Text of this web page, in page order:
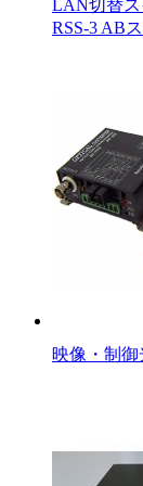
LAN切替ス
RSS-3 AB
映像・制御